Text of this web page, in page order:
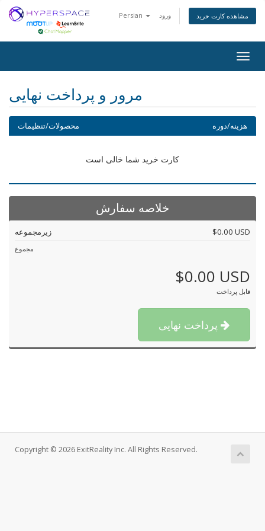
Persian ورود مشاهده کارت خرید
مرور و پرداخت نهایی
محصولات/تنظیمات هزینه/دوره
کارت خرید شما خالی است
خلاصه سفارش
زیرمجموعه $0.00 USD
مجموع
$0.00 USD
قابل پرداخت
Copyright © 2026 ExitReality Inc. All Rights Reserved.